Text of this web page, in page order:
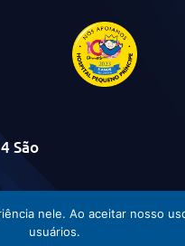
São
reservados -
nele. Ao aceitar nosso
usuários.